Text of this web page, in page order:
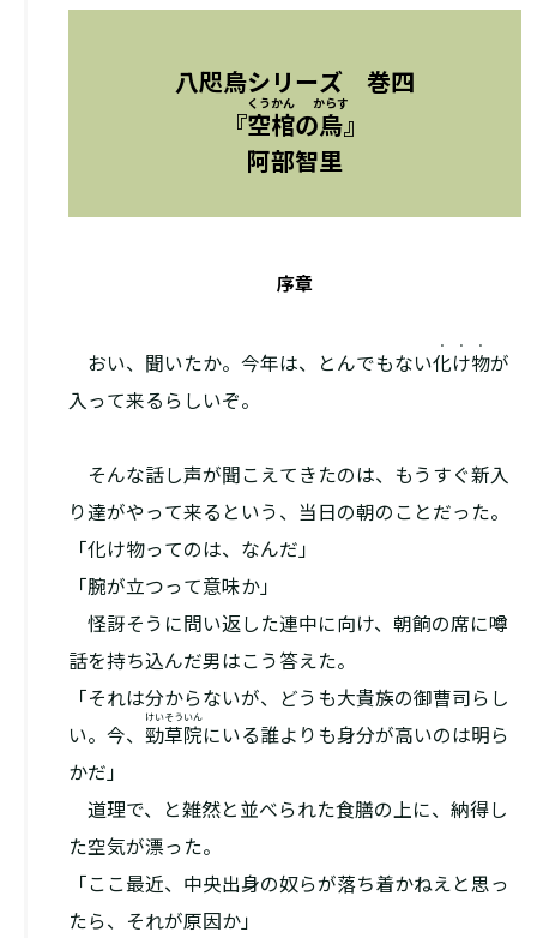
八咫烏シリーズ 巻四
『空棺
くうかん
の烏
からす
』
阿部智里
序章
――おい、聞いたか。今年は、とんでもない化け物
・・・
が
入って来るらしいぞ。
そんな話し声が聞こえてきたのは、もうすぐ新入
り達がやって来るという、当日の朝のことだった。
「化け物ってのは、なんだ」
「腕が立つって意味か」
怪訝そうに問い返した連中に向け、朝餉の席に噂
話を持ち込んだ男はこう答えた。
「それは分からないが、どうも大貴族の御曹司らし
い。今、 勁草院
けいそういん
にいる誰よりも身分が高いのは明ら
かだ」
道理で、と雑然と並べられた食膳の上に、納得し
た空気が漂った。
「ここ最近、中央出身の奴らが落ち着かねえと思っ
たら、それが原因か」